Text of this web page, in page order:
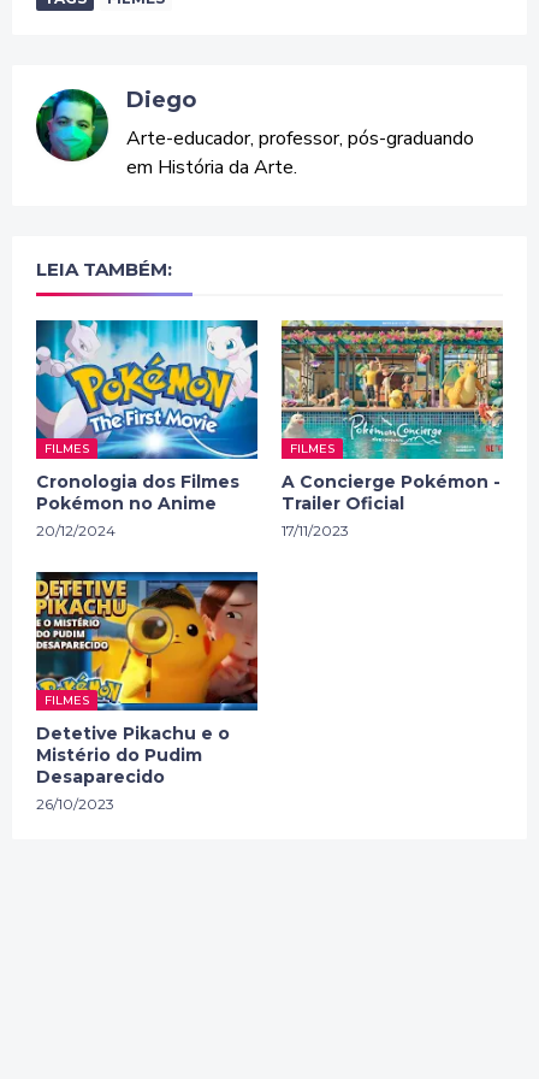
Diego
Arte-educador, professor, pós-graduando
em História da Arte.
LEIA TAMBÉM:
FILMES
Cronologia dos Filmes
Pokémon no Anime
20/12/2024
FILMES
A Concierge Pokémon -
Trailer Oficial
17/11/2023
FILMES
Detetive Pikachu e o
Mistério do Pudim
Desaparecido
26/10/2023